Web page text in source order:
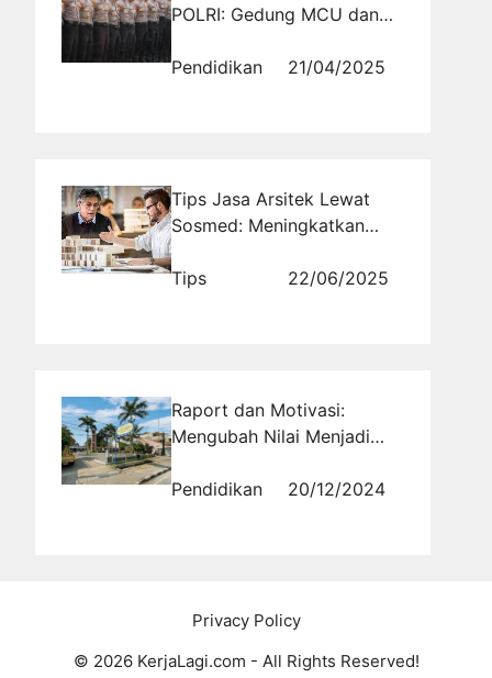
POLRI: Gedung MCU dan
Sukanto
Pendidikan 21/04/2025
Tips Jasa Arsitek Lewat
Sosmed: Meningkatkan
Proyek Anda
Tips 22/06/2025
Raport dan Motivasi:
Mengubah Nilai Menjadi
Pendidikan
20/12/2024
Privacy Policy
© 2026 KerjaLagi.com - All Rights Reserved!